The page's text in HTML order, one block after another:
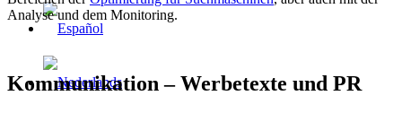
Analyse und dem Monitoring.
Kommunikation – Werbetexte und PR